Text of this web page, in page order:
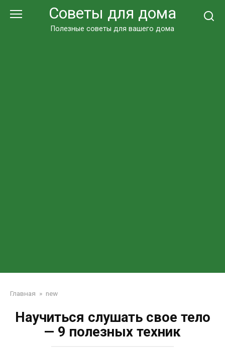
Советы для дома
Полезные советы для вашего дома
Главная » new
Научиться слушать свое тело
— 9 полезных техник